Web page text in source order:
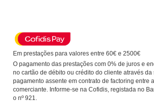
Em prestações para valores entre 60€ e 2500€
O pagamento das prestações com 0% de juros e
no cartão de débito ou crédito do cliente através da
pagamento assente em contrato de factoring entre
comerciante. Informe-se na Cofidis, registada no
o nº 921.